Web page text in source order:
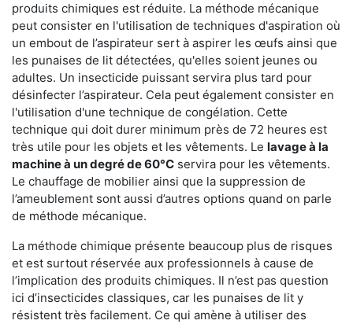
produits chimiques est réduite. La méthode mécanique
peut consister en l'utilisation de techniques d'aspiration où
un embout de l’aspirateur sert à aspirer les œufs ainsi que
les punaises de lit détectées, qu'elles soient jeunes ou
adultes. Un insecticide puissant servira plus tard pour
désinfecter l’aspirateur. Cela peut également consister en
l'utilisation d'une technique de congélation. Cette
technique qui doit durer minimum près de 72 heures est
très utile pour les objets et les vêtements. Le lavage à la
machine à un degré de 60°C servira pour les vêtements.
Le chauffage de mobilier ainsi que la suppression de
l’ameublement sont aussi d’autres options quand on parle
de méthode mécanique.
La méthode chimique présente beaucoup plus de risques
et est surtout réservée aux professionnels à cause de
l’implication des produits chimiques. Il n’est pas question
ici d’insecticides classiques, car les punaises de lit y
résistent très facilement. Ce qui amène à utiliser des